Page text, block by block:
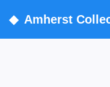
◆ Amherst